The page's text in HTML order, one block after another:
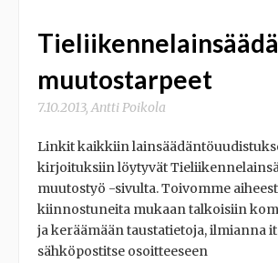
muutostarpeet
7.10.2013,Antti Poikola
Linkit kaikkiin
kirjoituksiin löytyvät
muutostyö -sivulta. Toivomme
kiinnostuneita mukaan talkoisiin
ja keräämään taustatietoja, ilmianna
sähköpostitse osoitteeseen